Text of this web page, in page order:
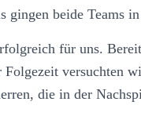
beide Teams
für uns.
versuchten
die in der